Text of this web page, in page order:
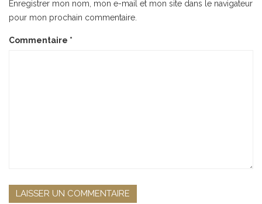
Enregistrer mon nom, mon e-mail et mon site dans le navigateur
pour mon prochain commentaire.
Commentaire *